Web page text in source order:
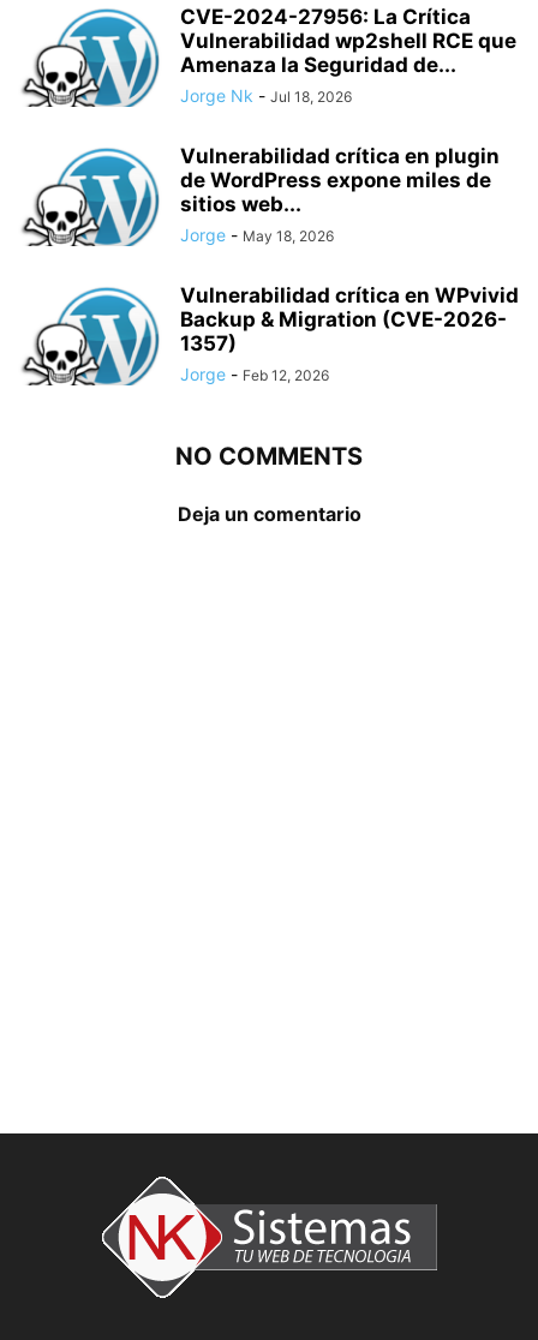
CVE-2024-27956: La Crítica
Vulnerabilidad wp2shell RCE que
Amenaza la Seguridad de...
Jorge Nk - Jul 18, 2026
Vulnerabilidad crítica en plugin
de WordPress expone miles de
sitios web...
Jorge - May 18, 2026
Vulnerabilidad crítica en WPvivid
Backup & Migration (CVE-2026-
1357)
Jorge - Feb 12, 2026
NO COMMENTS
Deja un comentario